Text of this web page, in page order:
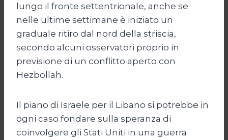
lungo il fronte settentrionale, anche se
nelle ultime settimane è iniziato un
graduale ritiro dal nord della striscia,
secondo alcuni osservatori proprio in
previsione di un conflitto aperto con
Hezbollah.
Il piano di Israele per il Libano si potrebbe in
ogni caso fondare sulla speranza di
coinvolgere gli Stati Uniti in una guerra